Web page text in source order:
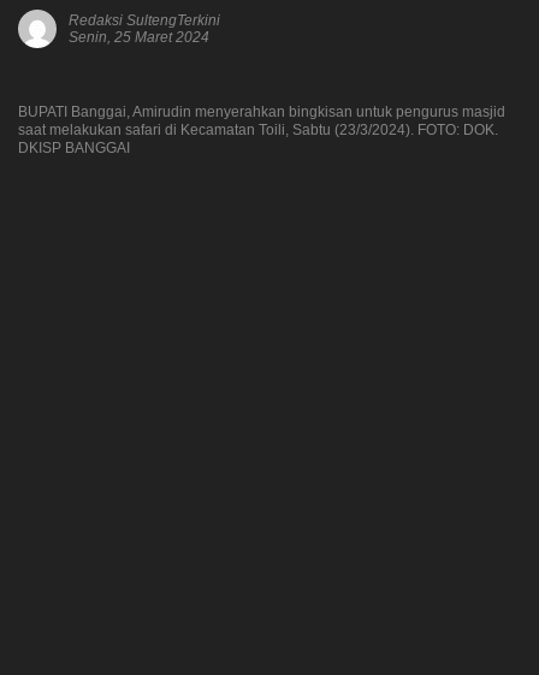
Redaksi SultengTerkini
Senin, 25 Maret 2024
BUPATI Banggai, Amirudin menyerahkan bingkisan untuk pengurus masjid
saat melakukan safari di Kecamatan Toili, Sabtu (23/3/2024). FOTO: DOK.
DKISP BANGGAI